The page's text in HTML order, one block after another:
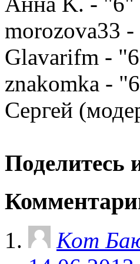
morozova33
Glavarifm -
znakomka -
Сергей
Поделитесь
Кот